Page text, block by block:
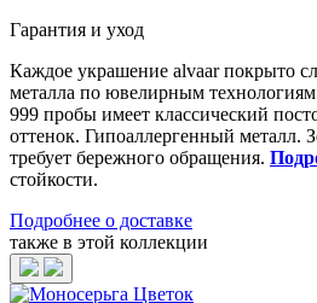
Гарантия и уход
Каждое украшение alvaar покрыто
металла по ювелирным
999 пробы имеет классический
оттенок. Гипоаллергенный металл.
требует бережного обращения.
стойкости.
Подробнее о доставке
также в этой коллекции